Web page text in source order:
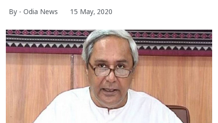
By - Odia News 15 May, 2020